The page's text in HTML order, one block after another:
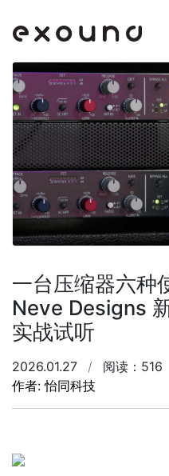
一台压缩器六种
Neve Designs
实战试听
2026.01.27 /
阅读：516
作者: 怡同科技